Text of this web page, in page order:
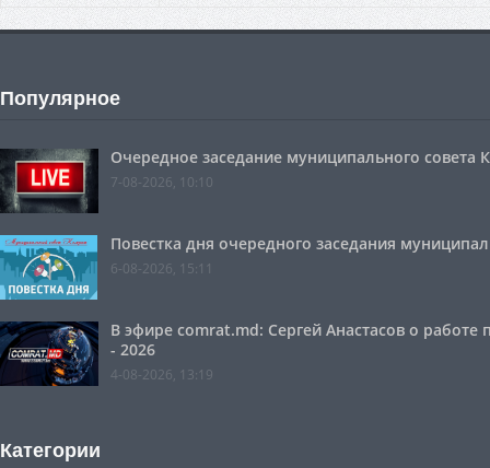
Популярное
Очередное заседание муниципального совета
7-08-2026, 10:10
Повестка дня очередного заседания
6-08-2026, 15:11
В эфире comrat.md: Сергей Анастасов о
- 2026
4-08-2026, 13:19
Категории